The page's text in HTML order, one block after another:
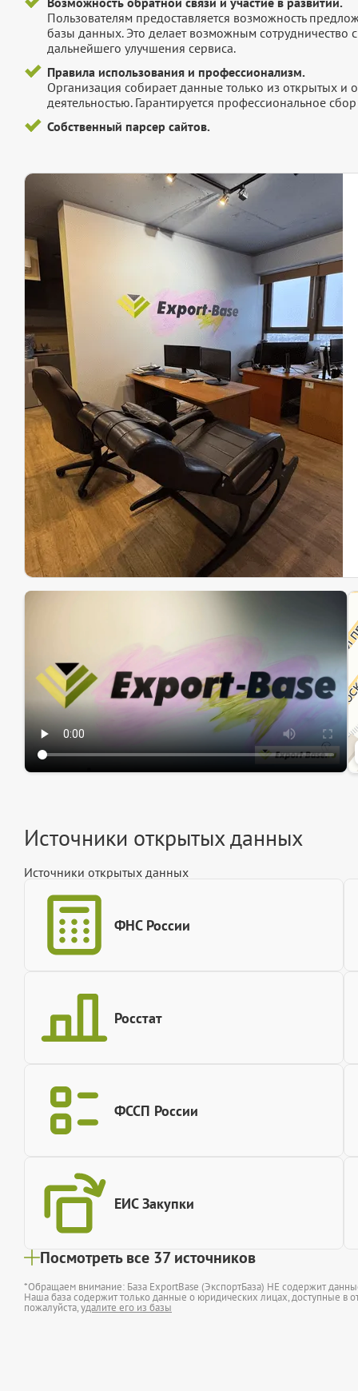
Пользователям предоставляется возможность
базы данных. Это делает возможным сотрудничество
дальнейшего улучшения сервиса.
Правила использования и профессионализм.
Организация собирает данные только из открытых и
деятельностью. Гарантируется профессиональное
Собственный парсер сайтов.
Источники открытых данных
Источники открытых данных
ФНС России
Росстат
ФССП России
ЕИС Закупки
Посмотреть все 37 источников
*Обращаем внимание: База ExportBase (ЭкспортБаза) НЕ содержит
Наша база содержит только данные о юридических лицах, доступные в
пожалуйста,удалите его из базы